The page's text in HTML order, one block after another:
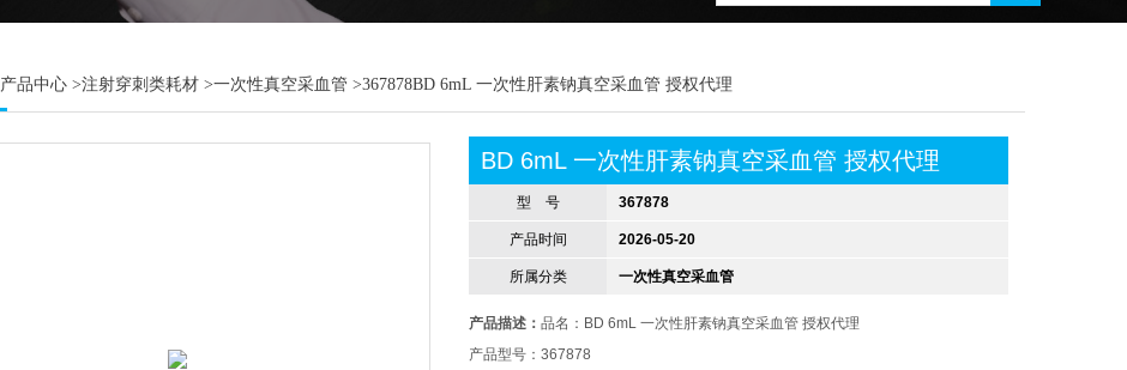
产品中心 >注射穿刺类耗材 >一次性真空采血管 >367878BD 6mL 一次性肝素钠真空采血管 授权代理
BD 6mL 一次性肝素钠真空采血管 授权代理
型 号 367878
产品时间 2026-05-20
所属分类 一次性真空采血管
产品描述：品名：BD 6mL 一次性肝素钠真空采血管 授权代理
产品型号：367878